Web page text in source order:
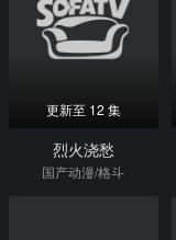
更新至 12 集
烈火浇愁
国产动漫/格斗